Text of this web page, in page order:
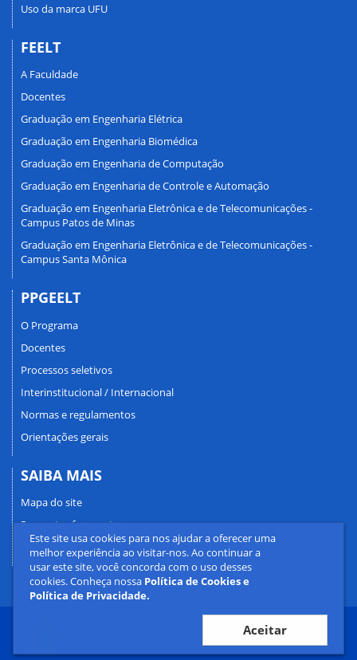
Este site usa cookies para nos ajudar a oferecer uma
melhor experiência ao visitar-nos. Ao continuar a
usar este site, você concorda com o uso desses
cookies. Conheça nossa Política de Cookies e
Política de Privacidade.
Aceitar
Uso da marca UFU
FEELT
A Faculdade
Docentes
Graduação em Engenharia Elétrica
Graduação em Engenharia Biomédica
Graduação em Engenharia de Computação
Graduação em Engenharia de Controle e Automação
Graduação em Engenharia Eletrônica e de Telecomunicações -
Campus Patos de Minas
Graduação em Engenharia Eletrônica e de Telecomunicações -
Campus Santa Mônica
PPGEELT
O Programa
Docentes
Processos seletivos
Interinstitucional / Internacional
Normas e regulamentos
Orientações gerais
SAIBA MAIS
Mapa do site
Perguntas frequentes
Fale conosco